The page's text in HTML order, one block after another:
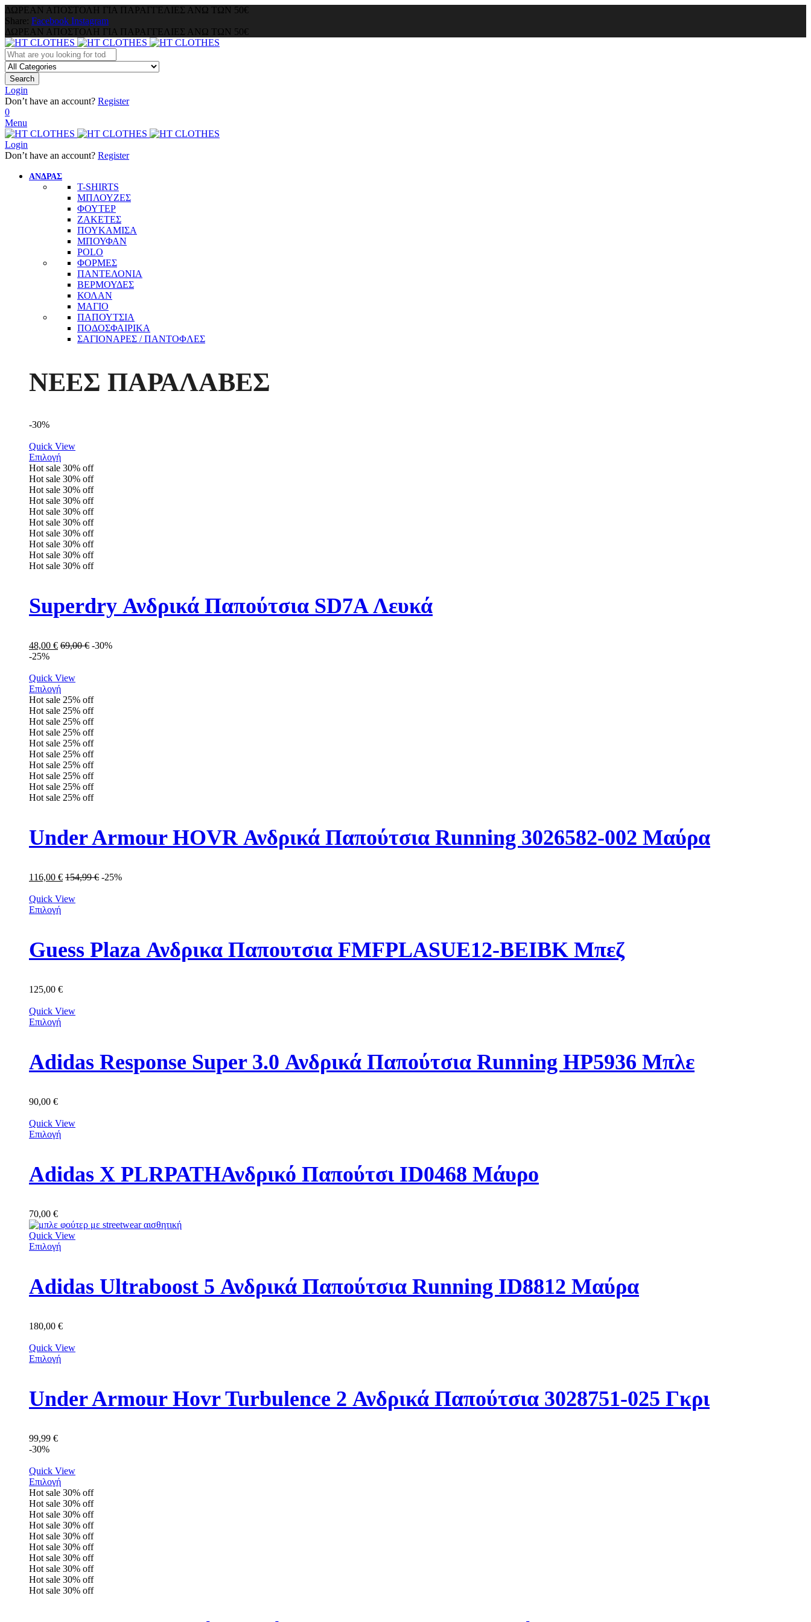
ΔΩΡΕΑΝ ΑΠΟΣΤΟΛΗ ΓΙΑ ΠΑΡΑΓΓΕΛΙΕΣ ΑΝΩ ΤΩΝ 50€
Share: Facebook Instagram
ΔΩΡΕΑΝ ΑΠΟΣΤΟΛΗ ΓΙΑ ΠΑΡΑΓΓΕΛΙΕΣ ΑΝΩ ΤΩΝ 50€
Search
Login
Don’t have an account? Register
0
Menu
Login
Don’t have an account? Register
ΑΝΔΡΑΣ
T-SHIRTS
ΜΠΛΟΥΖΕΣ
ΦΟΥΤΕΡ
ΖΑΚΕΤΕΣ
ΠΟΥΚΑΜΙΣΑ
ΜΠΟΥΦΑΝ
POLO
ΦΟΡΜΕΣ
ΠΑΝΤΕΛΟΝΙΑ
ΒΕΡΜΟΥΔΕΣ
ΚΟΛΑΝ
ΜΑΓΙΟ
ΠΑΠΟΥΤΣΙΑ
ΠΟΔΟΣΦΑΙΡΙΚΑ
ΣΑΓΙΟΝΑΡΕΣ / ΠΑΝΤΟΦΛΕΣ
ΝΕΕΣ ΠΑΡΑΛΑΒΕΣ
-30%
Quick View
Επιλογή
Hot sale 30% off
Hot sale 30% off
Hot sale 30% off
Hot sale 30% off
Hot sale 30% off
Hot sale 30% off
Hot sale 30% off
Hot sale 30% off
Hot sale 30% off
Hot sale 30% off
Superdry Ανδρικά Παπούτσια SD7A Λευκά
48,00 € 69,00€ -30%
-25%
Quick View
Επιλογή
Hot sale 25% off
Hot sale 25% off
Hot sale 25% off
Hot sale 25% off
Hot sale 25% off
Hot sale 25% off
Hot sale 25% off
Hot sale 25% off
Hot sale 25% off
Hot sale 25% off
Under Armour HOVR Ανδρικά Παπούτσια Running 3026582-002 Μαύρα
116,00 € 154,99€ -25%
Quick View
Επιλογή
Guess Plaza Ανδρικα Παπουτσια FMFPLASUE12-BEIBK Μπεζ
125,00 €
Quick View
Επιλογή
Adidas Response Super 3.0 Ανδρικά Παπούτσια Running HP5936 Μπλε
90,00 €
Quick View
Επιλογή
Adidas X PLRPATHΑνδρικό Παπούτσι ID0468 Μάυρο
70,00 €
Quick View
Επιλογή
Adidas Ultraboost 5 Ανδρικά Παπούτσια Running ID8812 Μαύρα
180,00 €
Quick View
Επιλογή
Under Armour Hovr Turbulence 2 Ανδρικά Παπούτσια 3028751-025 Γκρι
99,99 €
-30%
Quick View
Επιλογή
Hot sale 30% off
Hot sale 30% off
Hot sale 30% off
Hot sale 30% off
Hot sale 30% off
Hot sale 30% off
Hot sale 30% off
Hot sale 30% off
Hot sale 30% off
Hot sale 30% off